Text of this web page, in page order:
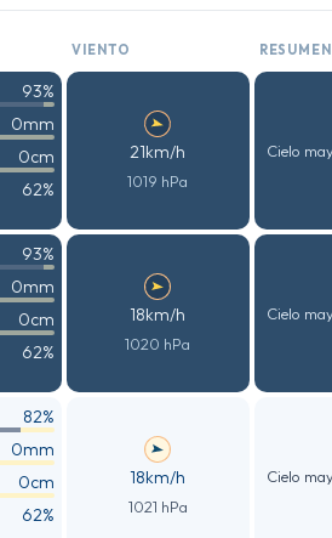
VIENTO RESUMEN
93%
0mm
0cm
62%
21km/h
1019 hPa
Cielo
93%
0mm
0cm
62%
18km/h
1020 hPa
Cielo
82%
0mm
0cm
62%
18km/h
1021 hPa
Cielo